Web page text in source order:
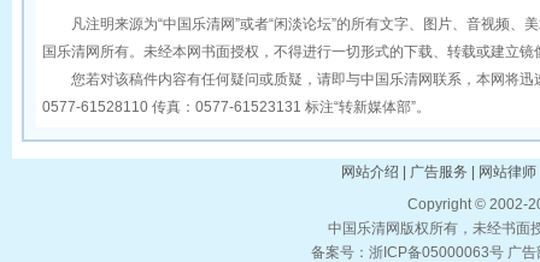
凡注明来源为“中国乐清网”或者“闲淡论坛”的所有文字、图片、音视频、
国乐清网所有。未经本网书面授权，不得进行一切形式的下载、转载或建立镜
您若对该稿件内容有任何疑问或质疑，请即与中国乐清网联系，本网将迅
0577-61528110 传真：0577-61523131 标注“转新媒体部”。
网站介绍 | 广告服务 | 网站律
Copyright © 2002-
中国乐清网版权所有，未经书面
备案号：浙ICP备05000063号 广